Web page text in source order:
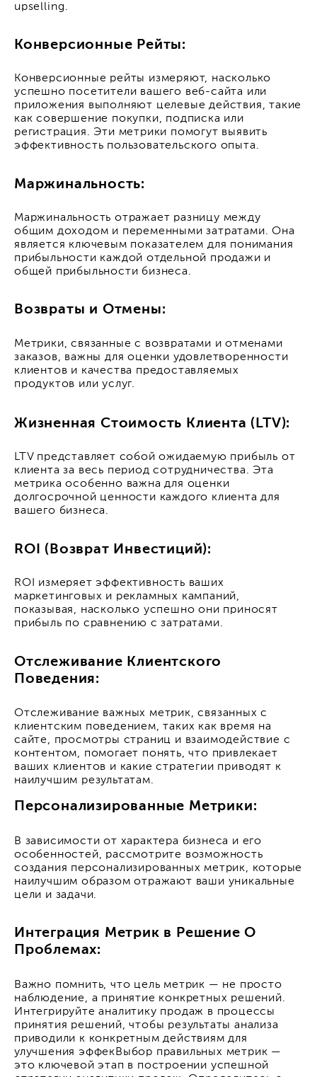
upselling.
Конверсионные Рейты:
Конверсионные рейты измеряют, насколько
успешно посетители вашего веб-сайта или
приложения выполняют целевые действия, такие
как совершение покупки, подписка или
регистрация. Эти метрики помогут выявить
эффективность пользовательского опыта.
Маржинальность:
Маржинальность отражает разницу между
общим доходом и переменными затратами. Она
является ключевым показателем для понимания
прибыльности каждой отдельной продажи и
общей прибыльности бизнеса.
Возвраты и Отмены:
Метрики, связанные с возвратами и отменами
заказов, важны для оценки удовлетворенности
клиентов и качества предоставляемых
продуктов или услуг.
Жизненная Стоимость Клиента (LTV):
LTV представляет собой ожидаемую прибыль от
клиента за весь период сотрудничества. Эта
метрика особенно важна для оценки
долгосрочной ценности каждого клиента для
вашего бизнеса.
ROI (Возврат Инвестиций):
ROI измеряет эффективность ваших
маркетинговых и рекламных кампаний,
показывая, насколько успешно они приносят
прибыль по сравнению с затратами.
Отслеживание Клиентского
Поведения:
Отслеживание важных метрик, связанных с
клиентским поведением, таких как время на
сайте, просмотры страниц и взаимодействие с
контентом, помогает понять, что привлекает
ваших клиентов и какие стратегии приводят к
наилучшим результатам.
Персонализированные Метрики:
В зависимости от характера бизнеса и его
особенностей, рассмотрите возможность
создания персонализированных метрик, которые
наилучшим образом отражают ваши уникальные
цели и задачи.
Интеграция Метрик в Решение О
Проблемах:
Важно помнить, что цель метрик — не просто
наблюдение, а принятие конкретных решений.
Интегрируйте аналитику продаж в процессы
принятия решений, чтобы результаты анализа
приводили к конкретным действиям для
улучшения эффекВыбор правильных метрик —
это ключевой этап в построении успешной